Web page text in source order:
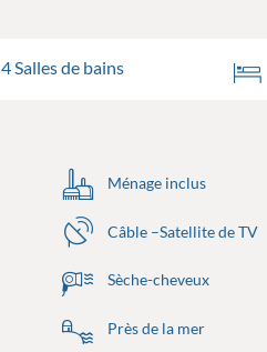
4 Salles de bains
Ménage inclus
Câble –Satellite de TV
Sèche-cheveux
Près de la mer